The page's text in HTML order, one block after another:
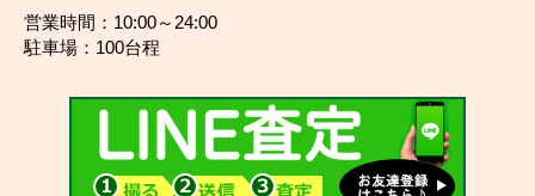
営業時間：10:00～24:00
駐車場：100台程